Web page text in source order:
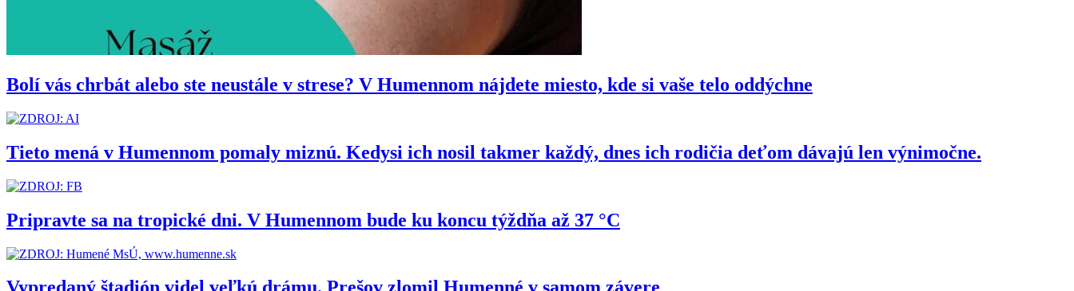
Bolí vás chrbát alebo ste neustále v strese? V Humennom nájdete miesto, kde si vaše telo oddýchne
Tieto mená v Humennom pomaly miznú. Kedysi ich nosil takmer každý, dnes ich rodičia deťom dávajú len výnimočne.
Pripravte sa na tropické dni. V Humennom bude ku koncu týždňa až 37 °C